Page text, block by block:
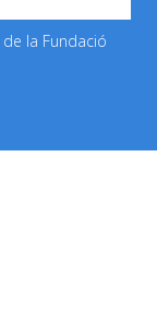
de la Fundació